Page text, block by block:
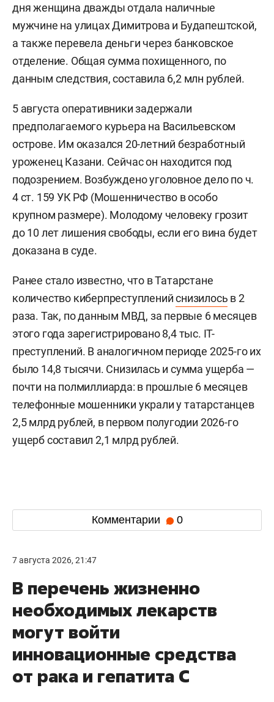
дня женщина дважды отдала наличные
мужчине на улицах Димитрова и Будапештской,
а также перевела деньги через банковское
отделение. Общая сумма похищенного, по
данным следствия, составила 6,2 млн рублей.
5 августа оперативники задержали
предполагаемого курьера на Васильевском
острове. Им оказался 20-летний безработный
уроженец Казани. Сейчас он находится под
подозрением. Возбуждено уголовное дело по ч.
4 ст. 159 УК РФ (Мошенничество в особо
крупном размере). Молодому человеку грозит
до 10 лет лишения свободы, если его вина будет
доказана в суде.
Ранее стало известно, что в Татарстане
количество киберпреступленийснизилось в 2
раза. Так, по данным МВД, за первые 6 месяцев
этого года зарегистрировано 8,4 тыс. IT-
преступлений. В аналогичном периоде 2025-го их
было 14,8 тысячи. Снизилась и сумма ущерба —
почти на полмиллиарда: в прошлые 6 месяцев
телефонные мошенники украли у татарстанцев
2,5 млрд рублей, в первом полугодии 2026-го
ущерб составил 2,1 млрд рублей.
Комментарии 0
7 августа 2026, 21:47
В перечень жизненно
необходимых лекарств
могут войти
инновационные средства
от рака и гепатита С